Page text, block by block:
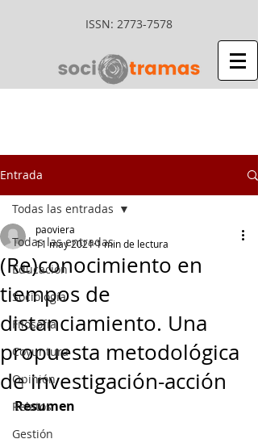
ISSN: 2773-7578
Entrada
Todas las entradas
Educación
Sociología
Filosofía
Coyuntura
Opinión
Relatos
Gestión
Todas las entradas
(Re)conocimiento en
tiempos de
distanciamiento. Una
propuesta metodológica
de investigación-acción
paoviera
11 may 20211 min de lectura
Resumen